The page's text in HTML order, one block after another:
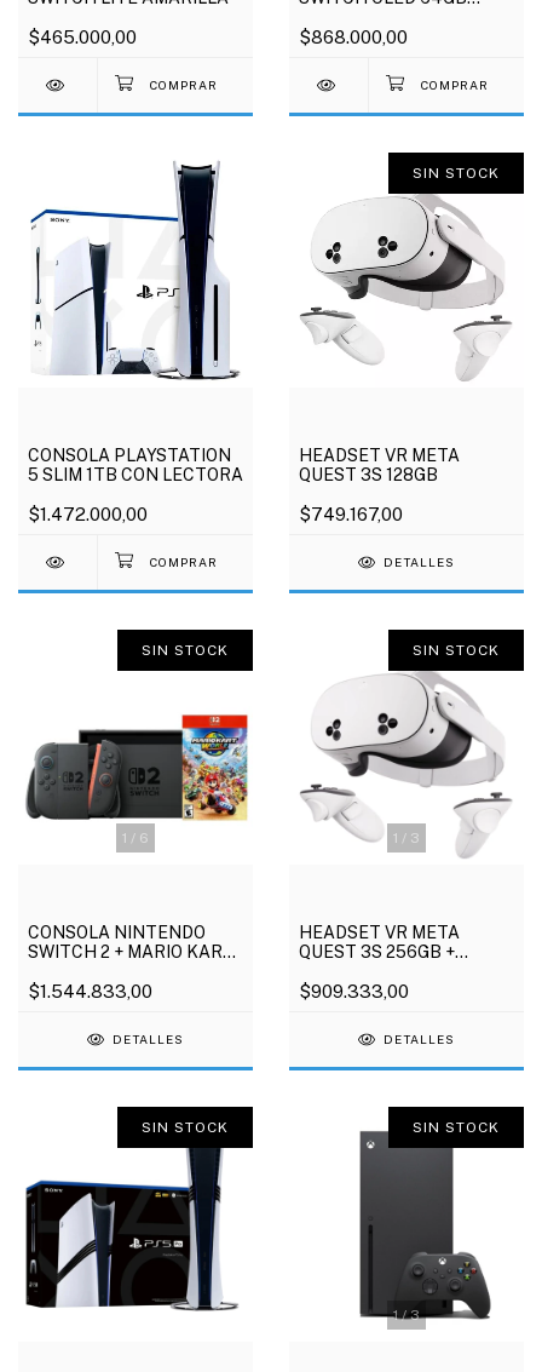
$465.000,00 $868.000,00
CONSOLA PLAYSTATION
5 SLIM 1TB CON LECTORA
$1.472.000,00
SIN STOCK
HEADSET VR META
QUEST 3S 128GB
$749.167,00
DETALLES
1 / 6
SIN STOCK
CONSOLA NINTENDO
SWITCH 2 + MARIO KART
$1.544.833,00
DETALLES
1 / 3
SIN STOCK
HEADSET VR META
QUEST 3S 256GB +
SHADOW
$909.333,00
DETALLES
SIN STOCK
1/3
SIN STOCK